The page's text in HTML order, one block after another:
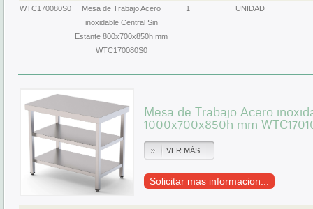
WTC170080S0
Mesa de Trabajo Acero
inoxidable Central Sin
Estante 800x700x850h mm
WTC170080S0
1 UNIDAD
Mesa de Trabajo Acero
1000x700x850h mm
VER MÁS...
Solicitar mas informacion...